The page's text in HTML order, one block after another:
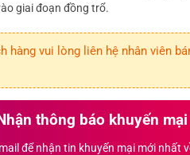
giai đoạn đồng trổ.
hàng vui lòng liên hệ nhân viên
thông báo khuyến mại
để nhận tin khuyến mại mới nhất